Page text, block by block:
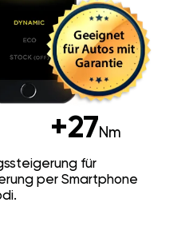
+27Nm
für
per Smartphone